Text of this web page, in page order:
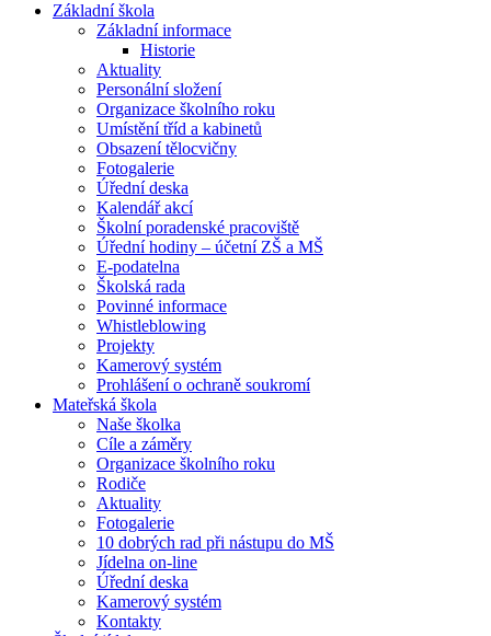
Základní škola
Základní informace
Historie
Aktuality
Personální složení
Organizace školního roku
Umístění tříd a kabinetů
Obsazení tělocvičny
Fotogalerie
Úřední deska
Kalendář akcí
Školní poradenské pracoviště
Úřední hodiny – účetní ZŠ a MŠ
E-podatelna
Školská rada
Povinné informace
Whistleblowing
Projekty
Kamerový systém
Prohlášení o ochraně soukromí
Mateřská škola
Naše školka
Cíle a záměry
Organizace školního roku
Rodiče
Aktuality
Fotogalerie
10 dobrých rad při nástupu do MŠ
Jídelna on-line
Úřední deska
Kamerový systém
Kontakty